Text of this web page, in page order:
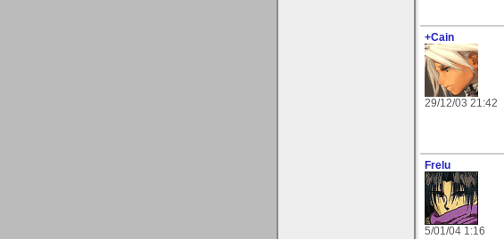
+Cain
29/12/03 21:42
Frelu
5/01/04 1:16